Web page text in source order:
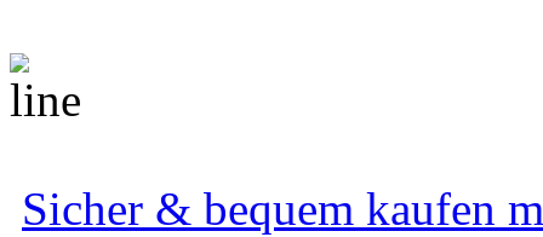
Sicher & bequem kaufen